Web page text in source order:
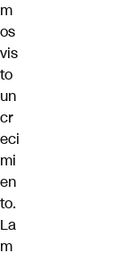
m
os
vis
to
un
cr
eci
mi
en
to.
La
m